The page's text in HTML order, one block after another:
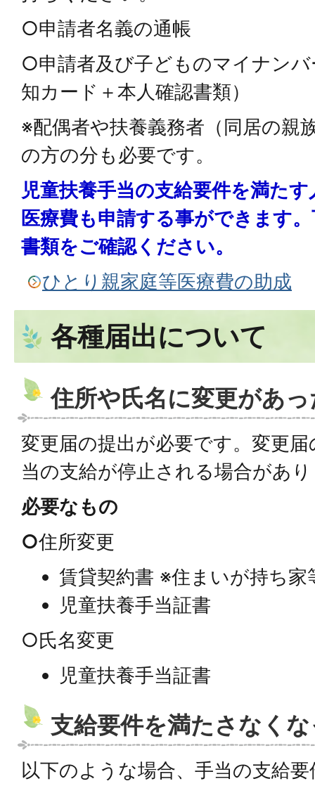
○申請者名義の通帳
○申請者及び子どものマイナン
知カード＋本人確認書類）
※配偶者や扶養義務者（同居の親
の方の分も必要です。
児童扶養手当の支給要件を満た
医療費も申請する事ができます
書類をご確認ください。
ひとり親家庭等医療費の助成
各種届出について
住所や氏名に変更があ
変更届の提出が必要です。変更
当の支給が停止される場合があ
必要なもの
○住所変更
賃貸契約書 ※住まいが持ち家
児童扶養手当証書
○氏名変更
児童扶養手当証書
支給要件を満たさなく
以下のような場合、手当の支給